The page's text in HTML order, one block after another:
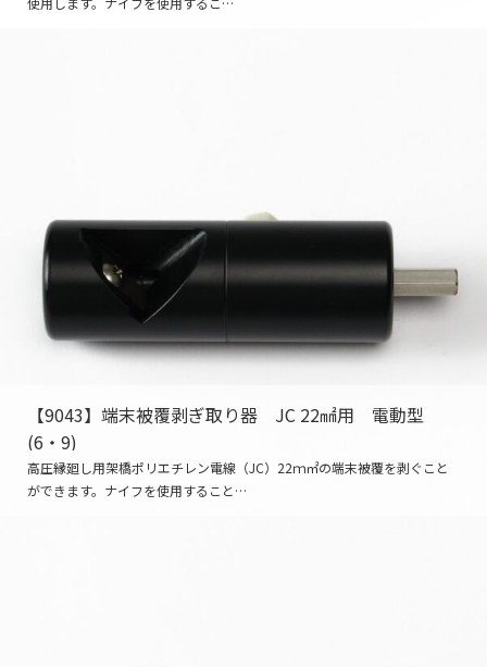
【9043】端末被覆剥ぎ取り器 JC 22㎟用 電動型
(6・9)
高圧縁廻し用架橋ポリエチレン電線（JC）22ｍ㎡の端末被覆を剥ぐこと
ができます。ナイフを使用すること…